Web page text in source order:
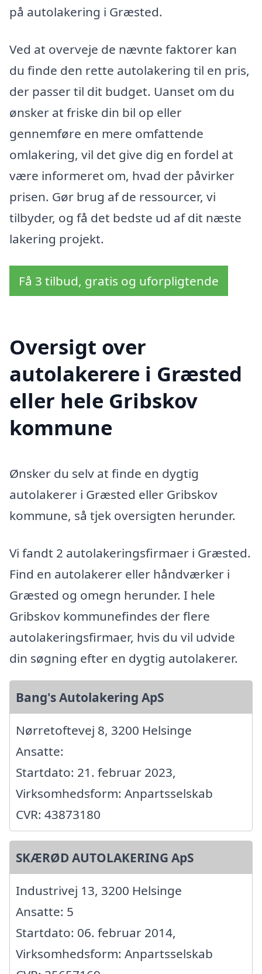
på autolakering i Græsted.
Ved at overveje de nævnte faktorer kan
du finde den rette autolakering til en pris,
der passer til dit budget. Uanset om du
ønsker at friske din bil op eller
gennemføre en mere omfattende
omlakering, vil det give dig en fordel at
være informeret om, hvad der påvirker
prisen. Gør brug af de ressourcer, vi
tilbyder, og få det bedste ud af dit næste
lakering projekt.
Få 3 tilbud, gratis og uforpligtende
Oversigt over
autolakerere i Græsted
eller hele Gribskov
kommune
Ønsker du selv at finde en dygtig
autolakerer i Græsted eller Gribskov
kommune, så tjek oversigten herunder.
Vi fandt 2 autolakeringsfirmaer i Græsted.
Find en autolakerer eller håndværker i
Græsted og omegn herunder. I hele
Gribskov kommunefindes der flere
autolakeringsfirmaer, hvis du vil udvide
din søgning efter en dygtig autolakerer.
Bang's Autolakering ApS
Nørretoftevej 8, 3200 Helsinge
Ansatte:
Startdato: 21. februar 2023,
Virksomhedsform: Anpartsselskab
CVR: 43873180
SKÆRØD AUTOLAKERING ApS
Industrivej 13, 3200 Helsinge
Ansatte: 5
Startdato: 06. februar 2014,
Virksomhedsform: Anpartsselskab